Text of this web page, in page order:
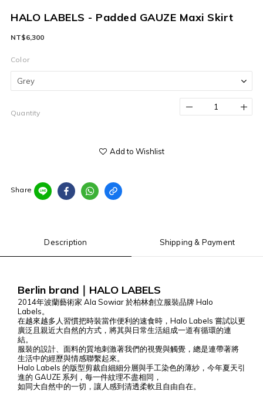
HALO LABELS - Padded GAUZE Maxi Skirt
NT$6,300
Color
Quantity
Add to Wishlist
Share
Description Shipping & Payment
Berlin brand HALO LABELS
2014年波蘭藝術家 Ala Sowiar 於柏林創立服裝品牌 Halo
Labels。
在越來越多人習慣把時裝當作便利的速食時，Halo Labels 嘗試以更
廣泛且親近大自然的方式，將其與日常生活組成一道有循環的連
結。
服裝的設計、面料的質地刺激著我們的視覺與觸覺，總是連帶著將
生活中的經歷與情感聯繫起來。
Halo Labels 的版型剪裁自細細分層與手工染色的薄紗，今年夏天引
進的 GAUZE 系列，每一件紋理不盡相同，
如同大自然中的一切，讓人感到清透柔軟且自由自在。